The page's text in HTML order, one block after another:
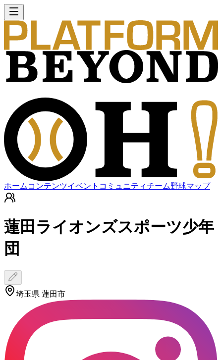
ホーム コンテンツイベント コミュニティチーム野球マップ
蓮田ライオンズスポーツ少年
団
埼玉県 蓮田市